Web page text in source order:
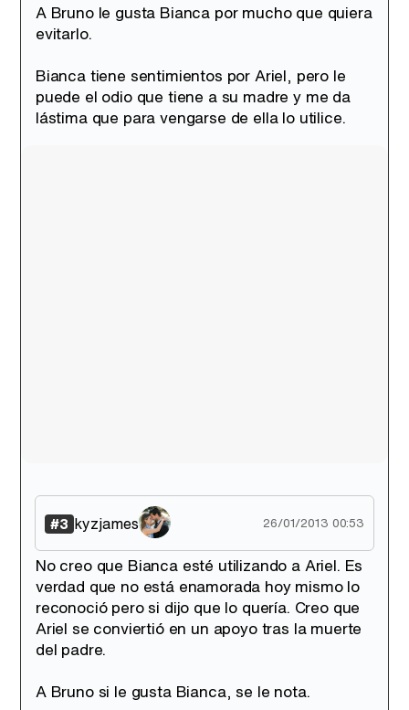
A Bruno le gusta Bianca por mucho que quiera
evitarlo.
Bianca tiene sentimientos por Ariel, pero le
puede el odio que tiene a su madre y me da
lástima que para vengarse de ella lo utilice.
#3 kyzjames 26/01/2013 00:53
No creo que Bianca esté utilizando a Ariel. Es
verdad que no está enamorada hoy mismo lo
reconoció pero si dijo que lo quería. Creo que
Ariel se conviertió en un apoyo tras la muerte
del padre.
A Bruno si le gusta Bianca, se le nota.